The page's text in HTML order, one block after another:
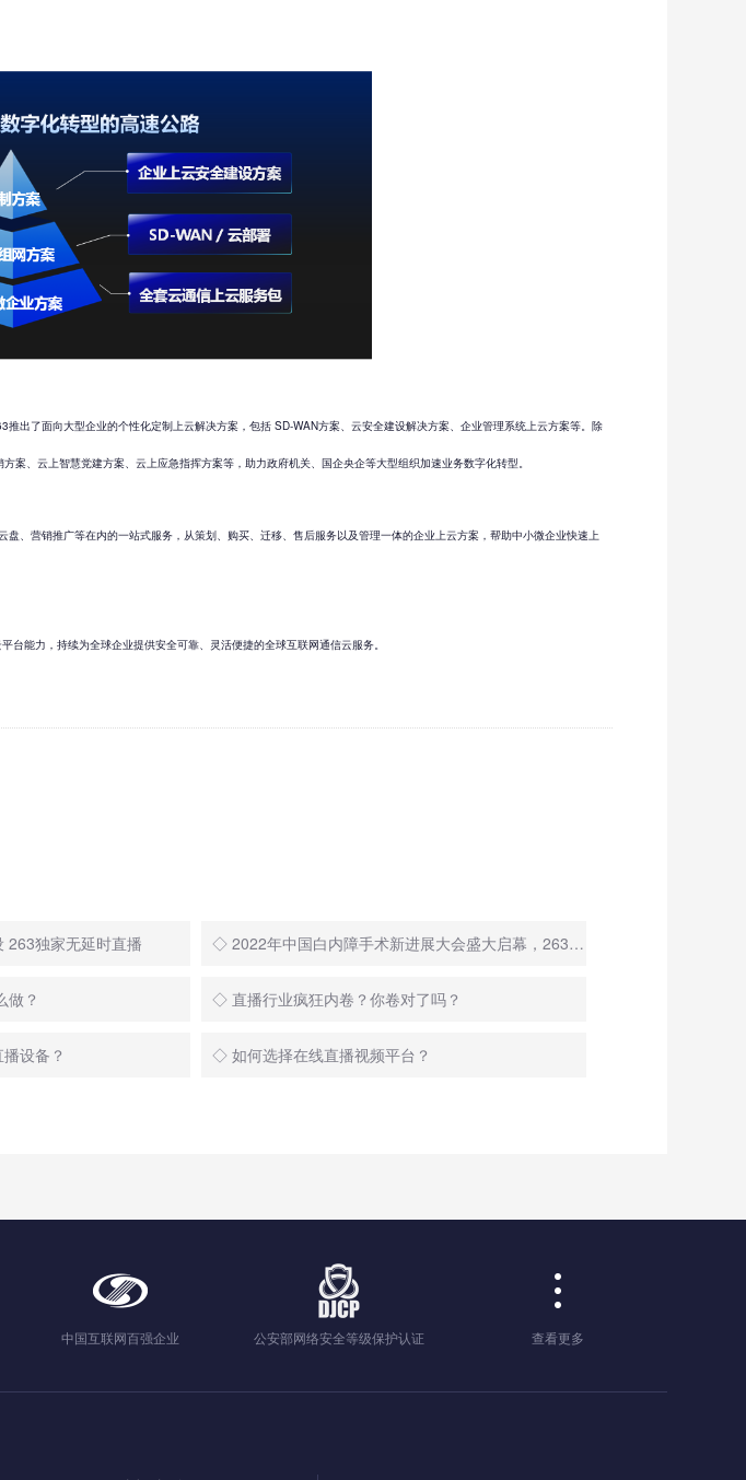
出了面向大型企业的个性化定制上云解决方案，包括 SD-WAN方案、云安全建设解决方案、企业管理系统上云方案等。除
、云上智慧党建方案、云上应急指挥方案等，助力政府机关、国企央企等大型组织加速业务数字化转型。
、营销推广等在内的一站式服务，从策划、购买、迁移、售后服务以及管理一体的企业上云方案，帮助中小微企业快速上
台能力，持续为全球企业提供安全可靠、灵活便捷的全球互联网通信云服务。
独家无延时直播 ◇ 2022年中国白内障手术新进展大会盛大启幕，263全程直播
？ ◇ 直播行业疯狂内卷？你卷对了吗？
设备？ ◇ 如何选择在线直播视频平台？
中国互联网百强企业 公安部网络安全等级保护认证 查看更多